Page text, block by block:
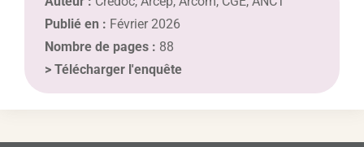
Publié en : Février 2026
Nombre de pages : 88
> Télécharger l'enquête